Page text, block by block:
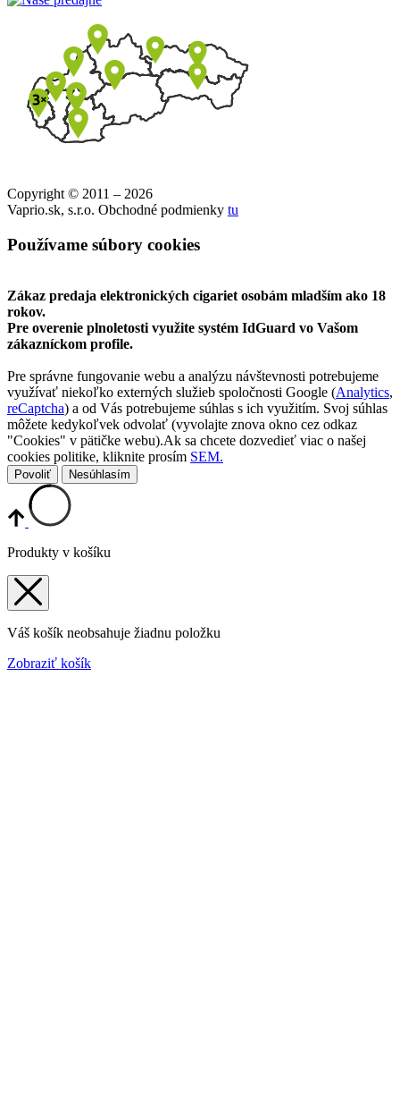
Copyright © 2011 – 2026
Vaprio.sk, s.r.o. Obchodné podmienky tu
Používame súbory cookies
Zákaz predaja elektronických cigariet osobám mladším ako 18
rokov.
Pre overenie plnoletosti využite systém IdGuard vo Vašom
zákazníckom profile.
Pre správne fungovanie webu a analýzu návštevnosti potrebujeme
využívať niekoľko externých služieb spoločnosti Google (Analytics,
reCaptcha) a od Vás potrebujeme súhlas s ich využitím. Svoj súhlas
môžete kedykoľvek odvolať (vyvolajte znova okno cez odkaz
"Cookies" v pätičke webu).Ak sa chcete dozvedieť viac o našej
cookies politike, kliknite prosím SEM.
Povoliť Nesúhlasím
Produkty v košíku
Váš košík neobsahuje žiadnu položku
Zobraziť košík